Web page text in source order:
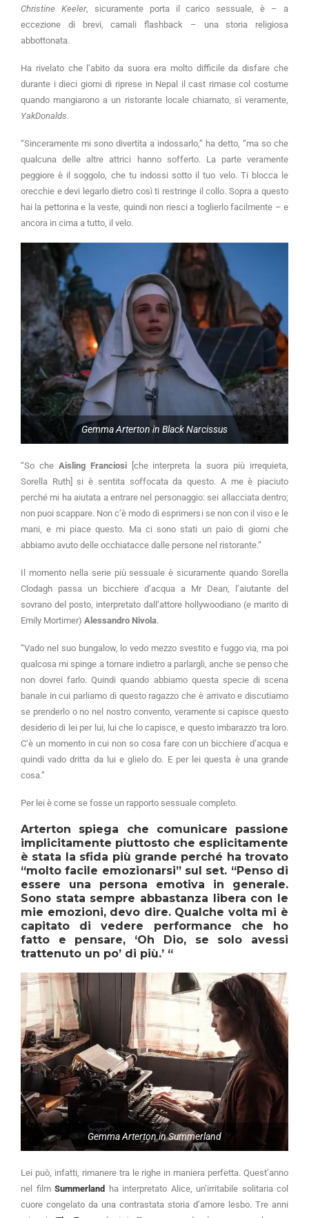
Christine Keeler, sicuramente porta il carico sessuale, è – a
eccezione di brevi, carnali flashback – una storia religiosa
abbottonata.
Ha rivelato che l’abito da suora era molto difficile da disfare che
durante i dieci giorni di riprese in Nepal il cast rimase col costume
quando mangiarono a un ristorante locale chiamato, sì veramente,
YakDonalds.
“Sinceramente mi sono divertita a indossarlo,” ha detto, “ma so che
qualcuna delle altre attrici hanno sofferto. La parte veramente
peggiore è il soggolo, che tu indossi sotto il tuo velo. Ti blocca le
orecchie e devi legarlo dietro così ti restringe il collo. Sopra a questo
hai la pettorina e la veste, quindi non riesci a toglierlo facilmente – e
ancora in cima a tutto, il velo.
Gemma Arterton in Black Narcissus
“So che Aisling Franciosi[che interpreta la suora più irrequieta,
Sorella Ruth] si è sentita soffocata da questo. A me è piaciuto
perché mi ha aiutata a entrare nel personaggio: sei allacciata dentro;
non puoi scappare. Non c’è modo di esprimersi se non con il viso e le
mani, e mi piace questo. Ma ci sono stati un paio di giorni che
abbiamo avuto delle occhiatacce dalle persone nel ristorante.”
Il momento nella serie più sessuale è sicuramente quando Sorella
Clodagh passa un bicchiere d’acqua a Mr Dean, l’aiutante del
sovrano del posto, interpretato dall’attore hollywoodiano (e marito di
Emily Mortimer) Alessandro Nivola.
“Vado nel suo bungalow, lo vedo mezzo svestito e fuggo via, ma poi
qualcosa mi spinge a tornare indietro a parlargli, anche se penso che
non dovrei farlo. Quindi quando abbiamo questa specie di scena
banale in cui parliamo di questo ragazzo che è arrivato e discutiamo
se prenderlo o no nel nostro convento, veramente si capisce questo
desiderio di lei per lui, lui che lo capisce, e questo imbarazzo tra loro.
C’è un momento in cui non so cosa fare con un bicchiere d’acqua e
quindi vado dritta da lui e glielo do. E per lei questa è una grande
cosa.”
Per lei è come se fosse un rapporto sessuale completo.
Arterton spiega che comunicare passione
implicitamente piuttosto che esplicitamente
è stata la sfida più grande perché ha trovato
“molto facile emozionarsi” sul set. “Penso di
essere una persona emotiva in generale.
Sono stata sempre abbastanza libera con le
mie emozioni, devo dire. Qualche volta mi è
capitato di vedere performance che ho
fatto e pensare, ‘Oh Dio, se solo avessi
trattenuto un po’ di più.’ “
Gemma Arterton in Summerland
Lei può, infatti, rimanere tra le righe in maniera perfetta. Quest’anno
nel film Summerland
ha interpretato Alice, un’irritabile solitaria col
cuore congelato da una contrastata storia d’amore lesbo. Tre anni